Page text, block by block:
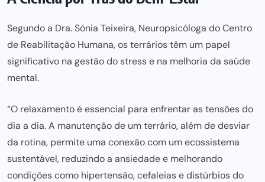
Segundo a Dra. Sónia Teixeira, Neuropsicóloga do Centro
de Reabilitação Humana, os terrários têm um papel
significativo na gestão do stress e na melhoria da saúde
mental.
“O relaxamento é essencial para enfrentar as tensões do
dia a dia. A manutenção de um terrário, além de desviar
da rotina, permite uma conexão com um ecossistema
sustentável, reduzindo a ansiedade e melhorando
condições como hipertensão, cefaleias e distúrbios do